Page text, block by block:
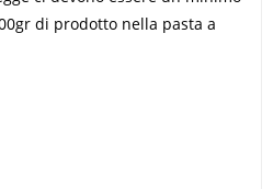
di prodotto nella pasta a